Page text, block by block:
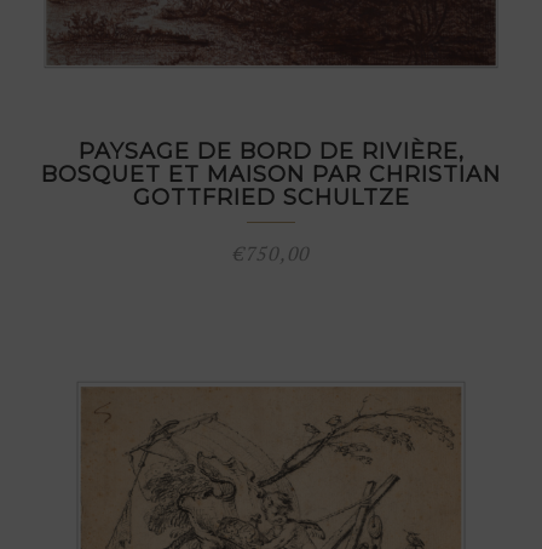
PAYSAGE DE BORD DE RIVIÈRE,
BOSQUET ET MAISON PAR CHRISTIAN
GOTTFRIED SCHULTZE
€750,00